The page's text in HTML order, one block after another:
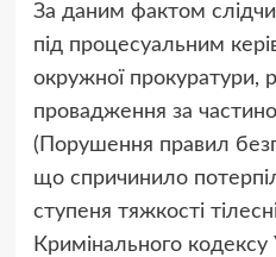
За даним фактом
під процесуальним
окружної прокуратури,
провадження за
(Порушення правил
що спричинило
ступеня тяжкості
Кримінального кодексу